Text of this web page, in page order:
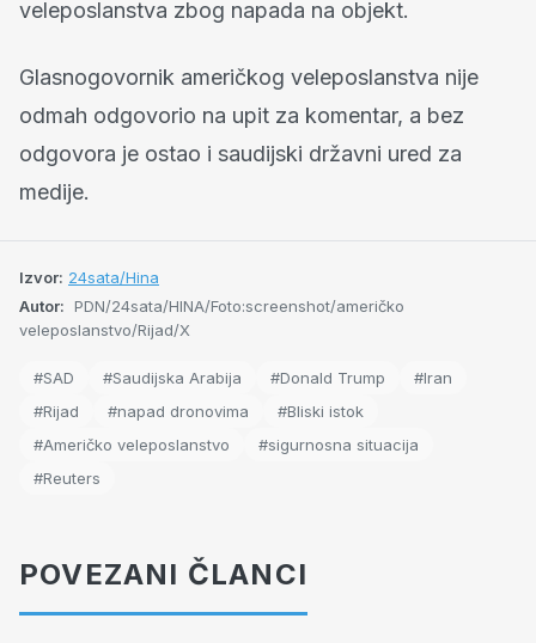
veleposlanstva zbog napada na objekt.
Glasnogovornik američkog veleposlanstva nije
odmah odgovorio na upit za komentar, a bez
odgovora je ostao i saudijski državni ured za
medije.
Izvor: 24sata/Hina
Autor: PDN/24sata/HINA/Foto:screenshot/američko
veleposlanstvo/Rijad/X
#SAD #Saudijska Arabija #Donald Trump
#Iran
#Rijad
#napad dronovima
#Bliski istok
#Američko veleposlanstvo
#sigurnosna situacija
#Reuters
POVEZANI ČLANCI